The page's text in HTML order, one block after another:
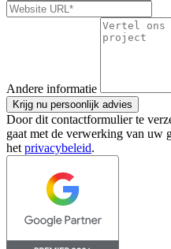
Andere informatie
Krijg nu persoonlijk advies
Door dit contactformulier te
gaat met de verwerking van uw
het privacybeleid.